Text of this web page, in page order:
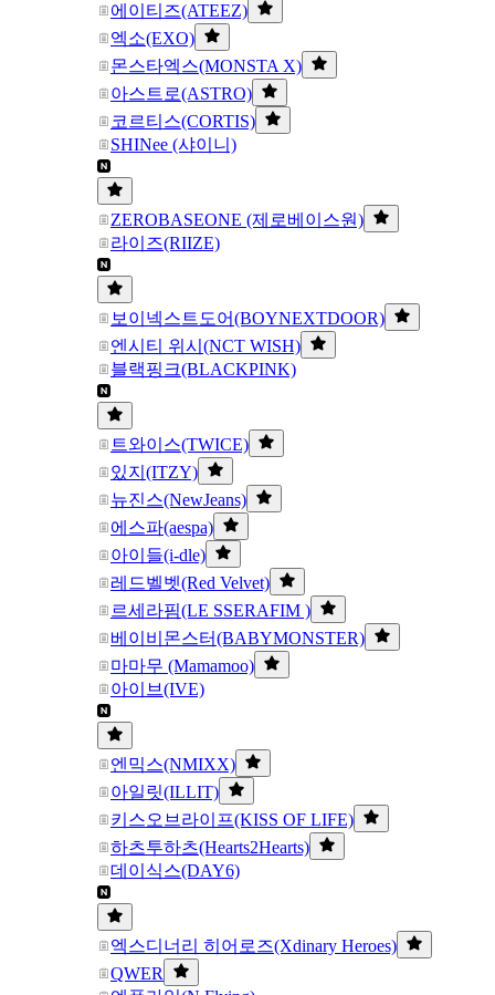
에이티즈(ATEEZ)
엑소(EXO)
몬스타엑스(MONSTA X)
아스트로(ASTRO)
코르티스(CORTIS)
SHINee (샤이니)
ZEROBASEONE (제로베이스원)
라이즈(RIIZE)
보이넥스트도어(BOYNEXTDOOR)
엔시티 위시(NCT WISH)
블랙핑크(BLACKPINK)
트와이스(TWICE)
있지(ITZY)
뉴진스(NewJeans)
에스파(aespa)
아이들(i-dle)
레드벨벳(Red Velvet)
르세라핌(LE SSERAFIM )
베이비몬스터(BABYMONSTER)
마마무 (Mamamoo)
아이브(IVE)
엔믹스(NMIXX)
아일릿(ILLIT)
키스오브라이프(KISS OF LIFE)
하츠투하츠(Hearts2Hearts)
데이식스(DAY6)
엑스디너리 히어로즈(Xdinary Heroes)
QWER